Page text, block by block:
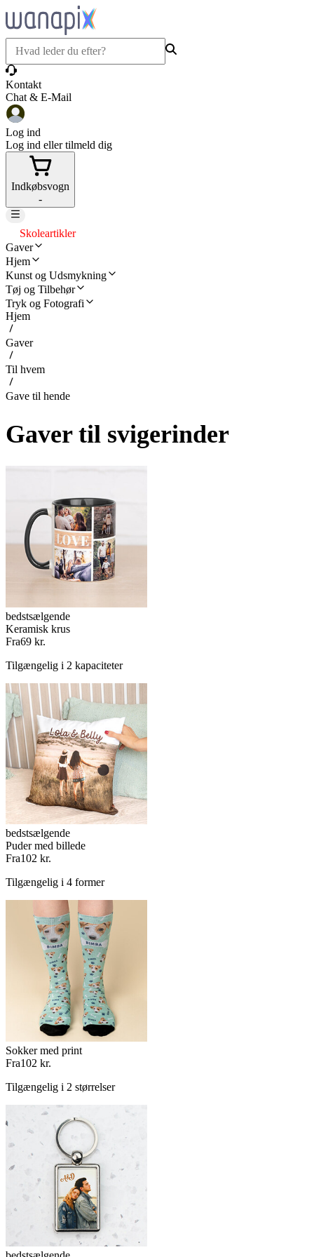
Kontakt
Chat & E-Mail
Log ind
Log ind eller tilmeld dig
Indkøbsvogn
-
Skoleartikler
Gaver
Hjem
Kunst og Udsmykning
Tøj og Tilbehør
Tryk og Fotografi
Hjem
Gaver
Til hvem
Gave til hende
Gaver til svigerinder
bedstsælgende
Keramisk krus
Fra69 kr.
Tilgængelig i 2 kapaciteter
bedstsælgende
Puder med billede
Fra102 kr.
Tilgængelig i 4 former
Sokker med print
Fra102 kr.
Tilgængelig i 2 størrelser